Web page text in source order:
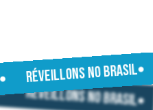
RÉVEILLONS NO BRASIL
RÉVEILLONS NO BRASIL